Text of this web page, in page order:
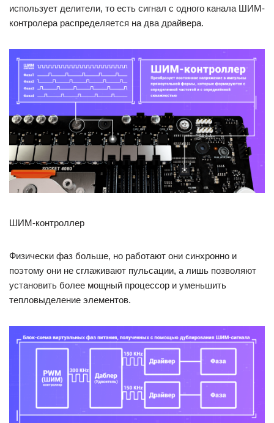
использует делители, то есть сигнал с одного канала ШИМ-
контролера распределяется на два драйвера.
ШИМ-контроллер
Физически фаз больше, но работают они синхронно и
поэтому они не сглаживают пульсации, а лишь позволяют
установить более мощный процессор и уменьшить
тепловыделение элементов.